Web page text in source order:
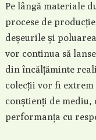
Pe lângă materiale
procese de
deșeurile și
vor continua să
din încălțăminte
colecții vor fi
conștienți de mediu,
performanța cu